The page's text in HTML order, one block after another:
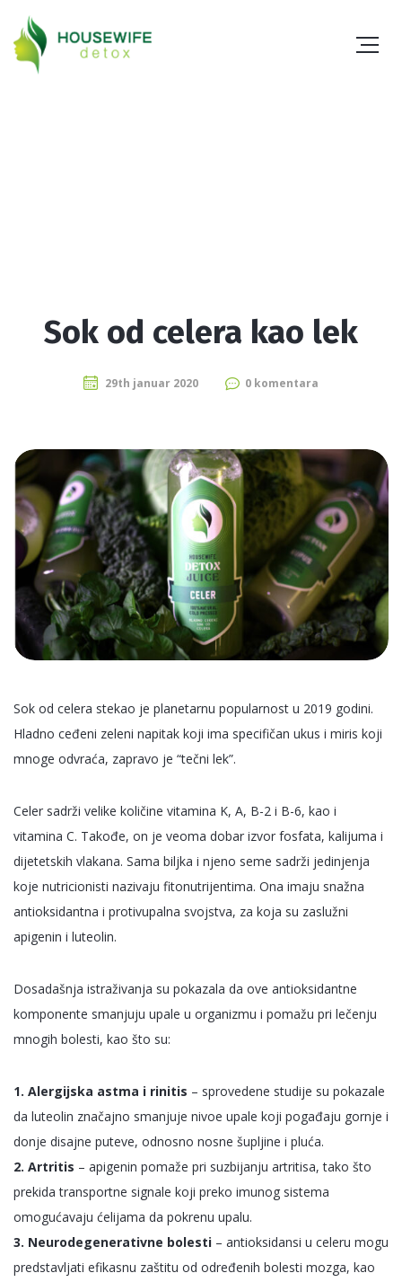
Sok od celera kao lek
29th januar 2020 0 komentara
Sok od celera stekao je planetarnu popularnost u 2019 godini.
Hladno ceđeni zeleni napitak koji ima specifičan ukus i miris koji
mnoge odvraća, zapravo je “tečni lek”.
Celer sadrži velike količine vitamina K, A, B-2 i B-6, kao i
vitamina C. Takođe, on je veoma dobar izvor fosfata, kalijuma i
dijetetskih vlakana. Sama biljka i njeno seme sadrži jedinjenja
koje nutricionisti nazivaju fitonutrijentima. Ona imaju snažna
antioksidantna i protivupalna svojstva, za koja su zaslužni
apigenin i luteolin.
Dosadašnja istraživanja su pokazala da ove antioksidantne
komponente smanjuju upale u organizmu i pomažu pri lečenju
mnogih bolesti, kao što su:
1. Alergijska astma i rinitis – sprovedene studije su pokazale
da luteolin značajno smanjuje nivoe upale koji pogađaju gornje i
donje disajne puteve, odnosno nosne šupljine i pluća.
2. Artritis – apigenin pomaže pri suzbijanju artritisa, tako što
prekida transportne signale koji preko imunog sistema
omogućavaju ćelijama da pokrenu upalu.
3. Neurodegenerativne bolesti – antioksidansi u celeru mogu
predstavljati efikasnu zaštitu od određenih bolesti mozga, kao